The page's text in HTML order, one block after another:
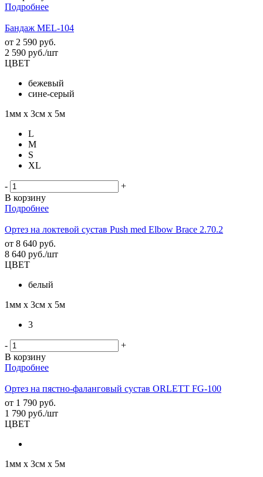
Подробнее
Бандаж MEL-104
от 2 590 руб.
2 590 руб./шт
ЦВЕТ
бежевый
сине-серый
1мм х 3см х 5м
L
M
S
XL
-
+
В корзину
Подробнее
Ортез на локтевой сустав Push med Elbow Brace 2.70.2
от 8 640 руб.
8 640 руб./шт
ЦВЕТ
белый
1мм х 3см х 5м
3
-
+
В корзину
Подробнее
Ортез на пястно-фаланговый сустав ORLETT FG-100
от 1 790 руб.
1 790 руб./шт
ЦВЕТ
1мм х 3см х 5м